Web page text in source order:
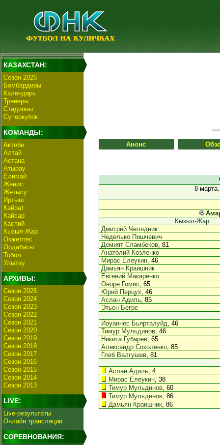
КАЗАХСТАН:
Сезон 2026
Бомбардиры
Календарь
Тренеры
Стадионы
Суперкубок
КОМАНДЫ:
Актобе
Алтай
Астана
Атырау
Елимай
Женис
Жетысу
Иртыш
Кайрат
Кайсар
Каспий
Кызыл-Жар
Окжетпес
Ордабасы
Тобол
Улытау
АРХИВЫ:
Сезон 2025
Сезон 2024
Сезон 2023
Сезон 2022
Сезон 2021
Сезон 2020
Сезон 2019
Сезон 2018
Сезон 2017
Сезон 2016
Сезон 2015
Сезон 2014
Сезон 2013
LIVE:
Live-результаты
Онлайн трансляции
СОРЕВНОВАНИЯ:
Анонс
8
Кызыл-Жар
Дмитрий Челядник
Неделько Пишчевич
Демият Сламбеков, 81
Анатолий Козленко
Мирас Елеукин, 46
Дамьян Краишник
Евгений Макаренко
Оноре Гомис, 65
Юрий Перцух, 46
Аслан Адиль, 85
Этьен Бегре
Йоуаннес Бьярталуйд, 46
Тимур Мульдинов, 46
Никита Губарев, 65
Александр Соколенко, 85
Глеб Валгушев, 81
Аслан Адиль, 4
Мирас Елеукин, 38
Тимур Мульдинов, 60
Тимур Мульдинов, 86
Дамьян Краишник, 86